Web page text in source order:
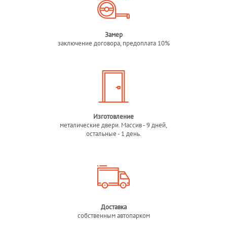
Замер
заключение договора, предоплата 10%
Изготовление
металические двери. Массив - 9 дней,
остальные - 1 день.
Доставка
собственным автопарком